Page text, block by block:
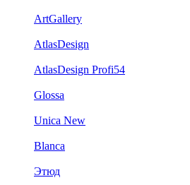
ArtGallery
AtlasDesign
AtlasDesign Profi54
Glossa
Unica New
Blanca
Этюд